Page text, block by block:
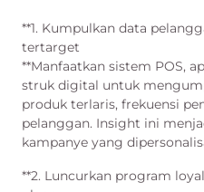
**1. Kumpulkan data
tertarget
**Manfaatkan sistem POS,
struk digital untuk
produk terlaris, frekuensi
pelanggan. Insight ini
kampanye yang
**2. Luncurkan program